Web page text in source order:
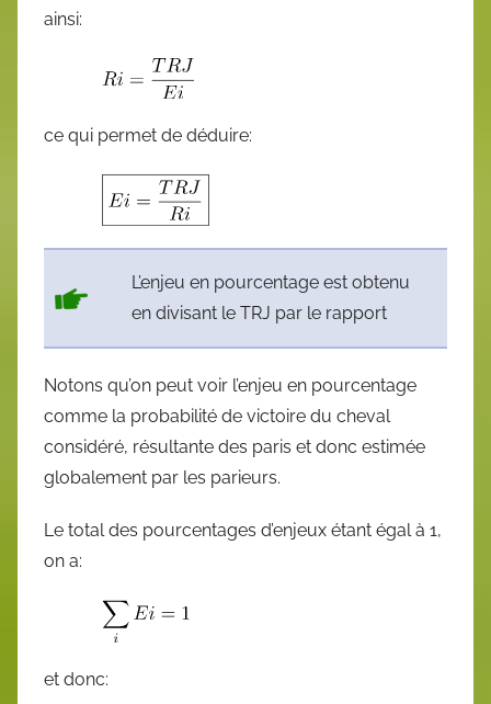
ainsi:
ce qui permet de déduire:
L’enjeu en pourcentage est obtenu
en divisant le TRJ par le rapport
Notons qu’on peut voir l’enjeu en pourcentage
comme la probabilité de victoire du cheval
considéré, résultante des paris et donc estimée
globalement par les parieurs.
Le total des pourcentages d’enjeux étant égal à 1,
on a:
et donc: